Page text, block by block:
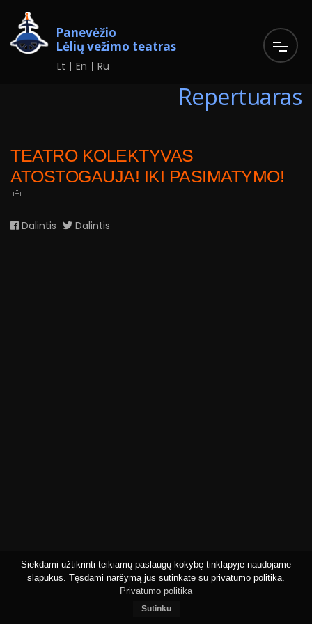
Siekdami užtikrinti teikiamų paslaugų kokybę tinklapyje naudojame
slapukus. Tęsdami naršymą jūs sutinkate su privatumo politika.
Privatumo politika
Sutinku
Panevėžio
Lėlių vežimo teatras
Lt En Ru
Repertuaras
TEATRO KOLEKTYVAS
ATOSTOGAUJA! IKI PASIMATYMO!
Dalintis Dalintis